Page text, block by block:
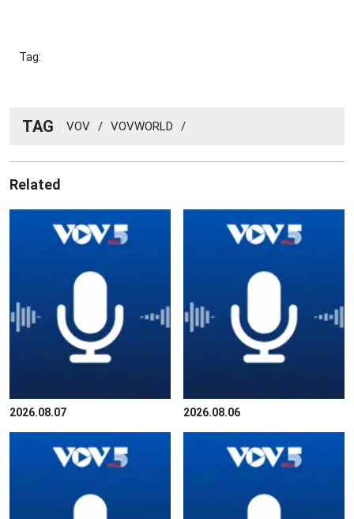
Tag:
TAG VOV / VOVWORLD /
Related
2026.08.07 2026.08.06